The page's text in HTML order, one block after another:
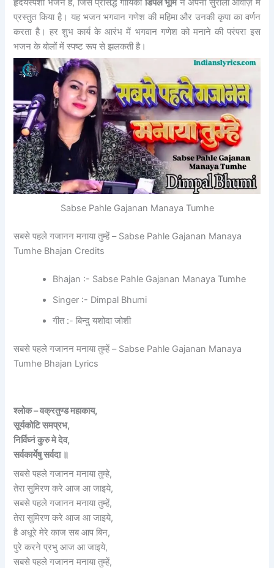
हृदयस्पर्शी भजन है, जिसे प्रसिद्ध गायिका डिंपल भूमिने अपनी सुरीली आवाज़ में
प्रस्तुत किया है। यह भजन भगवान गणेश की महिमा और उनकी कृपा का वर्णन
करता है। हर शुभ कार्य के आरंभ में भगवान गणेश को मनाने की परंपरा इस
भजन के बोलों में स्पष्ट रूप से झलकती है।
Sabse Pahle Gajanan Manaya Tumhe
सबसे पहले गजानन मनाया तुम्हें – Sabse Pahle Gajanan Manaya
Tumhe Bhajan Credits
Bhajan :- Sabse Pahle Gajanan Manaya Tumhe
Singer :- Dimpal Bhumi
गीत :- बिन्दु यशोदा जोशी
सबसे पहले गजानन मनाया तुम्हें – Sabse Pahle Gajanan Manaya
Tumhe Bhajan Lyrics
श्लोक – वक्रतुण्ड महाकाय,
सूर्यकोटि समप्रभ,
निर्विघ्नं कुरु मे देव,
सर्वकार्येषु सर्वदा ॥
सबसे पहले गजानन मनाया तुम्हे,
तेरा सुमिरण करे आज आ जाइये,
सबसे पहले गजानन मनाया तुम्हें,
तेरा सुमिरण करे आज आ जाइये,
है अधूरे मेरे काज सब आप बिन,
पुरे करने प्रभु आज आ जाइये,
सबसे पहले गजानन मनाया तुम्हें,